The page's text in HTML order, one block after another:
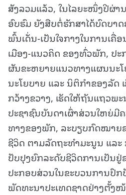
ສັງລວມແລ້ວ, ໃນໄລຍະໜຶ່ງປີຜ່າ
ອົບຮົມ ຍັງສືບຕໍ່ຮັກສາໄດ້ບົດບາ
ພົ້ນເດັ່ນ-ເປັນໃຈກາງໃນການເຄື່
ເມືອງ-ແນວຄິດ ຂອງທົ່ວພັກ, ປ
ຜັນຂະຫຍາຍແນວທາງແຜນນະ
ນະໂຍບາຍ ແລະ ນິຕິກໍາຂອງລັດ
ກວ້າງຂວາງ, ເຮັດໃຫ້ຖັນແຖວພ
ປະຊາຊົນບັນດາເຜົ່າສ່ວນໃຫຍ່ມີຄ
ທາງຂອງພັກ, ລະບຽບກົດໝາຍ
ຊີວິດ ຕາມລັດຖະທໍາມະນູນ ແລະ
ປັບປຸງຍົກລະດັບຊີວິດການເປັນຢູ່
ປະກອບສ່ວນໃນຂະບວນການປົກ
ພັດທະນາປະເທດຊາດຢ່າງຕັ້ງ